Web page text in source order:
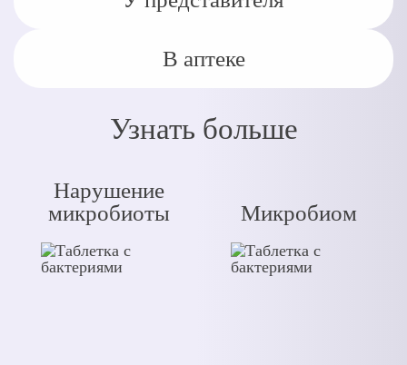
В аптеке
Узнать больше
Нарушение
микробиоты
Микробиом